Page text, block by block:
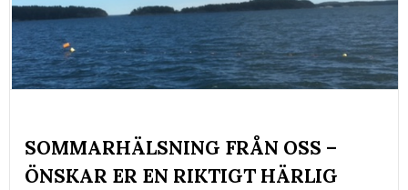
SOMMARHÄLSNING FRÅN OSS –
ÖNSKAR ER EN RIKTIGT HÄRLIG